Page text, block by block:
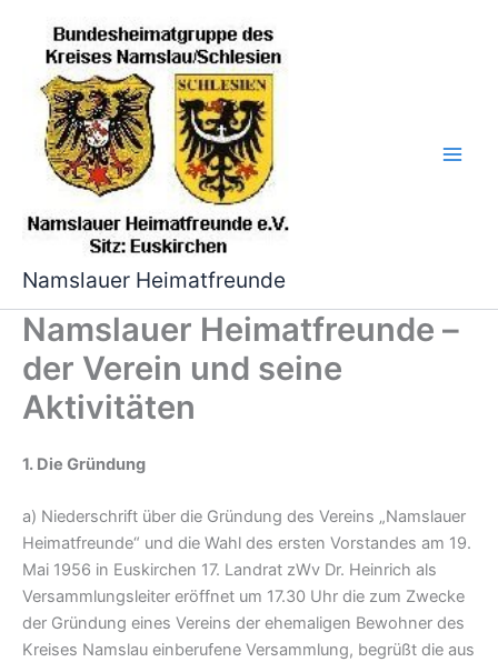
springen
Namslauer Heimatfreunde
Namslauer Heimatfreunde –
der Verein und seine
Aktivitäten
1. Die Gründung
a) Niederschrift über die Gründung des Vereins „Namslauer
Heimatfreunde“ und die Wahl des ersten Vorstandes am 19.
Mai 1956 in Euskirchen 17. Landrat zWv Dr. Heinrich als
Versammlungsleiter eröffnet um 17.30 Uhr die zum Zwecke
der Gründung eines Vereins der ehemaligen Bewohner des
Kreises Namslau einberufene Versammlung, begrüßt die aus